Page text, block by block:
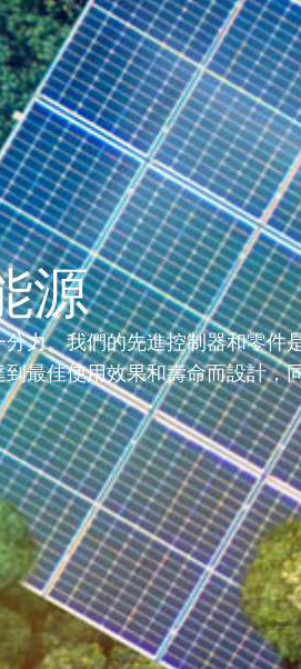
業務 投資者關係
源
力。我們的先進控制器和零件
最佳使用效果和壽命而設計，